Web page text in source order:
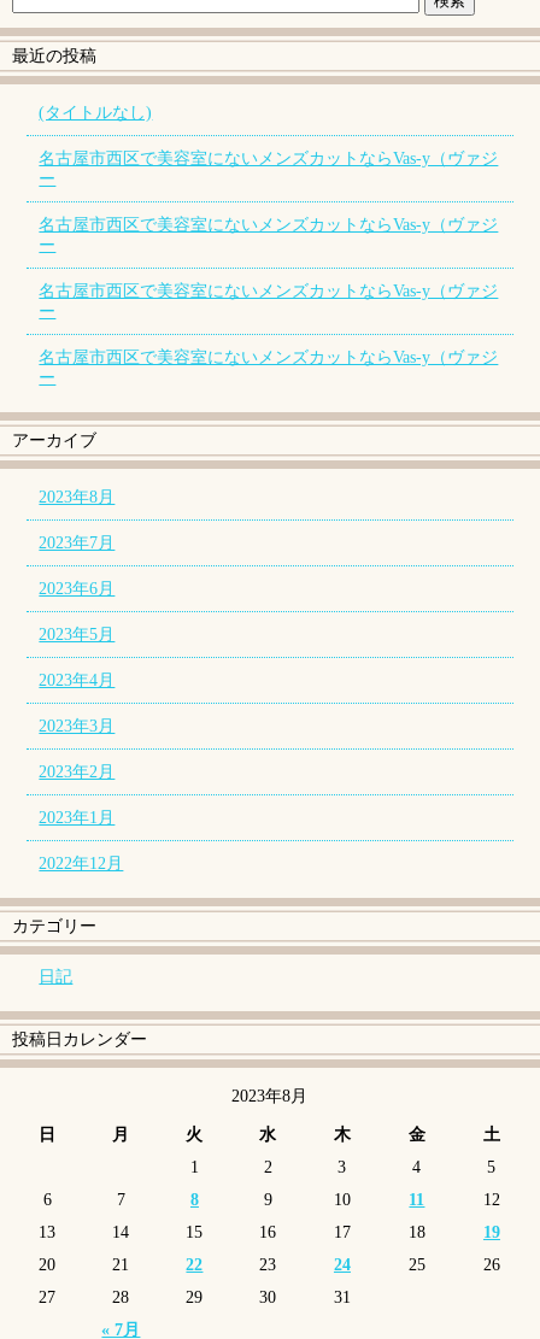
最近の投稿
(タイトルなし)
名古屋市西区で美容室にないメンズカットならVas-y（ヴァジ
ー
名古屋市西区で美容室にないメンズカットならVas-y（ヴァジ
ー
名古屋市西区で美容室にないメンズカットならVas-y（ヴァジ
ー
名古屋市西区で美容室にないメンズカットならVas-y（ヴァジ
ー
アーカイブ
2023年8月
2023年7月
2023年6月
2023年5月
2023年4月
2023年3月
2023年2月
2023年1月
2022年12月
カテゴリー
日記
投稿日カレンダー
2023年8月
日 月 火 水 木 金 土
« 7月
1 2 3 4
5
6
7 8 9 10 11
12
13
14 15 16 17 18
19
20
21 22 23 24 25
26
27
28 29 30 31